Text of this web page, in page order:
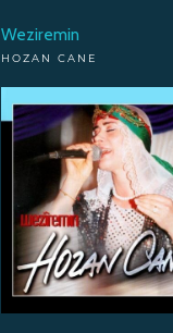
Weziremin
HOZAN CANE